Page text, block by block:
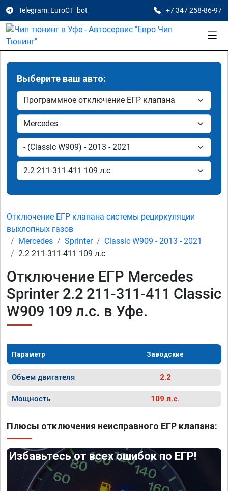
Telegram: EuroCT_bot +7 347 258-86-97
Выберите ваш авто:
Отключение ЕГР клапана системы рециркуляции
выхлопных газов
Mercedes
Sprinter
Classic W909 - 2013 - 2021
2.2 211-311-411 109 л.с
Отключение ЕГР Mercedes
Sprinter 2.2 211-311-411 Classic
W909 109 л.с. в Уфе.
Параметр Заводские
Объем двигателя 2.2
Мощность 109 л.с.
Плюсы отключения неисправного ЕГР клапана:
Избавьтесь от всех ошибок по ЕГР!